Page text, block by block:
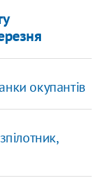
окупантів